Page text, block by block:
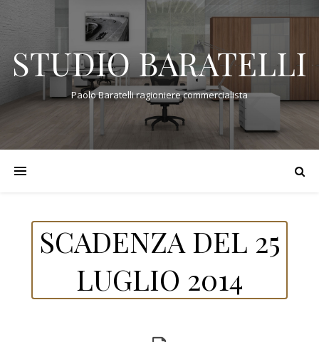
STUDIO BARATELLI
Paolo Baratelli ragioniere commercialista
SCADENZA DEL 25
LUGLIO 2014